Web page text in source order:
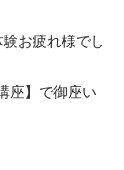
お疲れ様でし
座】で御座い